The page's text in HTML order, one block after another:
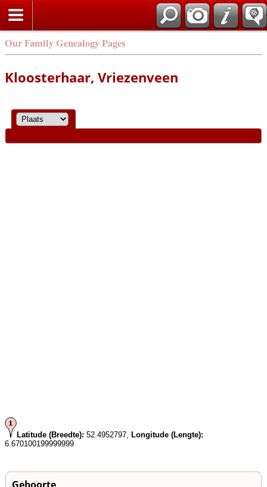
Our Family Genealogy Pages
Kloosterhaar, Vriezenveen
Latitude (Breedte): 52.4952797,
Longitude (Lengte):
6.670100199999999